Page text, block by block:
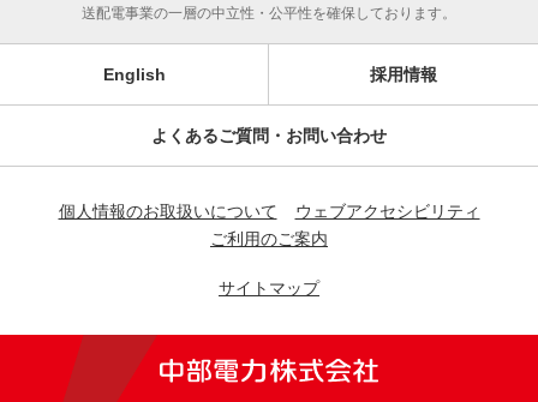
送配電事業の一層の中立性・公平性を確保しております。
English 採用情報
よくあるご質問・お問い合わせ
個人情報のお取扱いについて
ウェブアクセシビリティ
ご利用のご案内
サイトマップ